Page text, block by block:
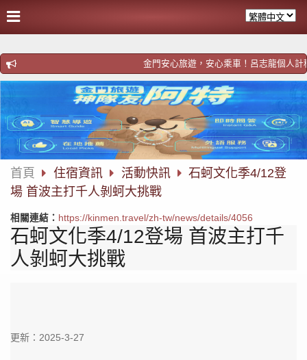
金門安心旅遊，安心乘車！呂志龍個人計
首頁 住宿資訊 活動快訊
石蚵文化季4/12登
場 首波主打千人剝蚵大挑戰
相關連結： https://kinmen.travel/zh-tw/news/details/4056
石蚵文化季4/12登場 首波主打千
人剝蚵大挑戰
更新：2025-3-27
過
分
享